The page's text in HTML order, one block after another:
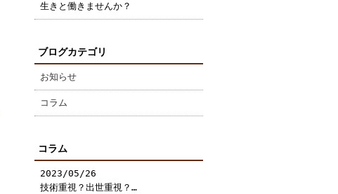
生きと働きませんか？
ブログカテゴリ
お知らせ
コラム
コラム
2023/05/26
技術重視？出世重視？…